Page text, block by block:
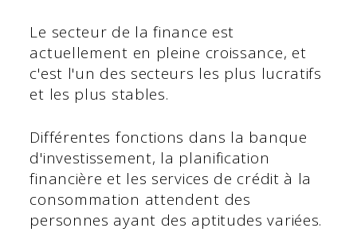
Le secteur de la finance est
actuellement en pleine croissance, et
c'est l'un des secteurs les plus lucratifs
et les plus stables.
Différentes fonctions dans la banque
d'investissement, la planification
financière et les services de crédit à la
consommation attendent des
personnes ayant des aptitudes variées.